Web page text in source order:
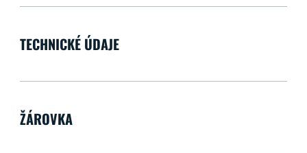
TECHNICKÉ ÚDAJE
ŽÁROVKA